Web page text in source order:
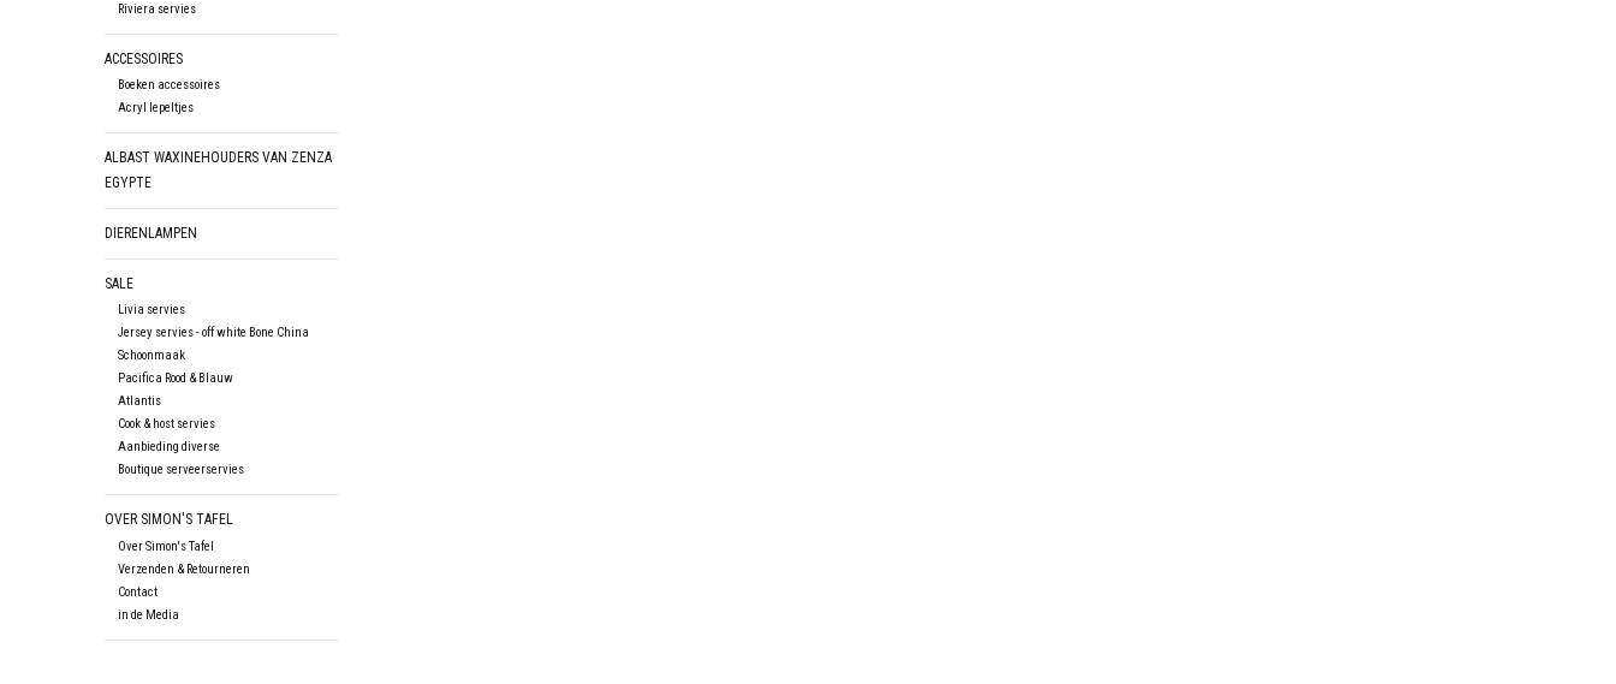
Riviera servies
ACCESSOIRES
Boeken accessoires
Acryl lepeltjes
ALBAST WAXINEHOUDERS VAN ZENZA
EGYPTE
DIERENLAMPEN
SALE
Livia servies
Jersey servies - off white Bone China
Schoonmaak
Pacifica Rood & Blauw
Atlantis
Cook & host servies
Aanbieding diverse
Boutique serveerservies
OVER SIMON'S TAFEL
Over Simon's Tafel
Verzenden & Retourneren
Contact
in de Media